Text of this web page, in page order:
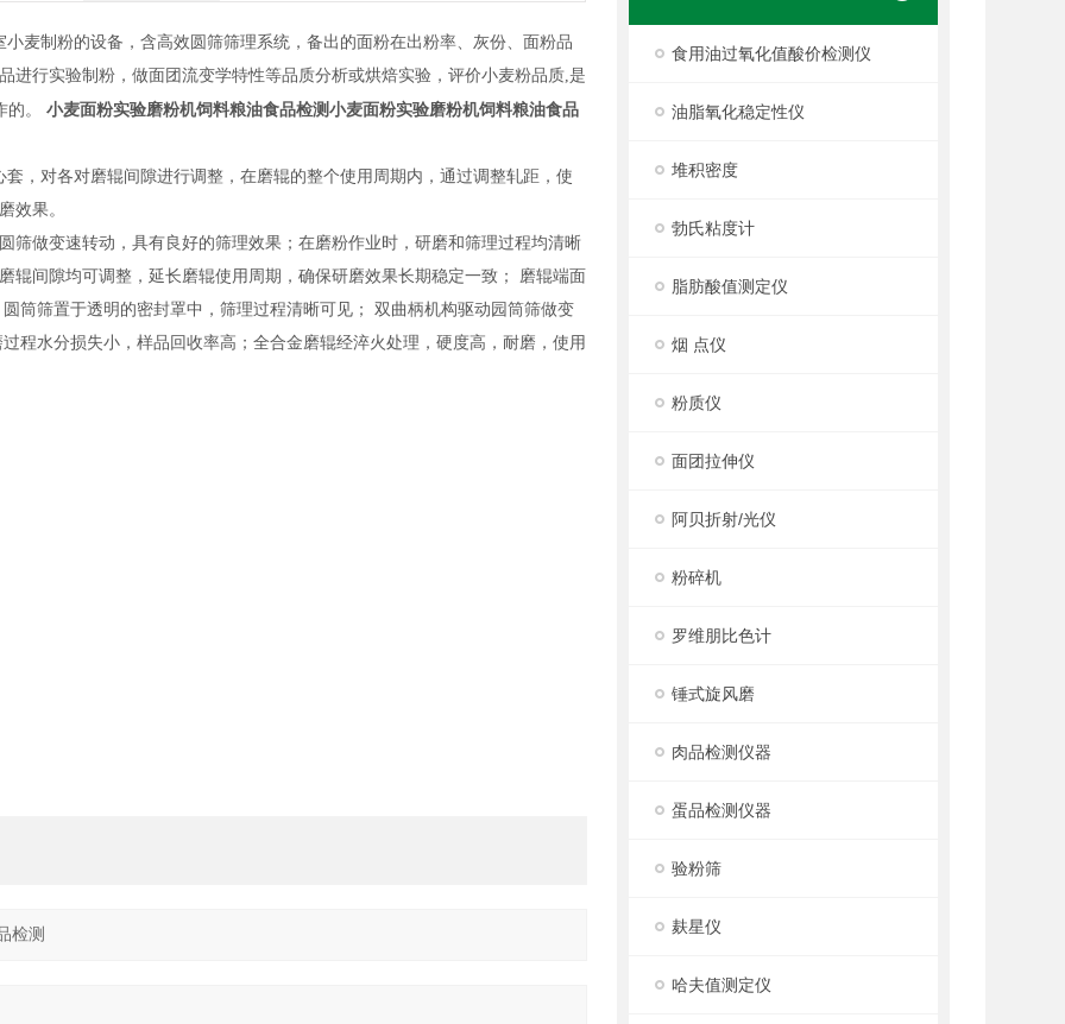
食用油过氧化值酸价检测仪
油脂氧化稳定性仪
堆积密度
勃氏粘度计
脂肪酸值测定仪
烟 点仪
粉质仪
面团拉伸仪
阿贝折射/光仪
粉碎机
罗维朋比色计
锤式旋风磨
肉品检测仪器
蛋品检测仪器
验粉筛
麸星仪
哈夫值测定仪
麦制粉的设备，含高效圆筛筛理系统，备出的面粉在出粉率、灰份、面粉品
进行实验制粉，做面团流变学特性等品质分析或烘焙实验，评价小麦粉品质,是
的。小麦面粉实验磨粉机饲料粮油食品检测小麦面粉实验磨粉机饲料粮油食品
对各对磨辊间隙进行调整，在磨辊的整个使用周期内，通过调整轧距，使
效果。
做变速转动，具有良好的筛理效果；在磨粉作业时，研磨和筛理过程均清晰
辊间隙均可调整，延长磨辊使用周期，确保研磨效果长期稳定一致； 磨辊端面
筒筛置于透明的密封罩中，筛理过程清晰可见； 双曲柄机构驱动园筒筛做变
程水分损失小，样品回收率高；全合金磨辊经淬火处理，硬度高，耐磨，使用